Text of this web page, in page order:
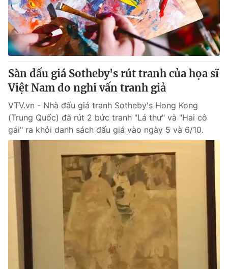
Cơ quan chủ quản:Đài Truyền hình Việt Nam
Cơ quan báo chí:Thời báo VTV
Giấy phép hoạt động báo in và báo điện tử số 483/GP-BTTTT
cấp ngày 29/12/2023
Tổng Biên tập:Vũ Thanh Thủy
Phó Tổng Biên tập: Nguyễn Thị Mỹ Hạnh, Phạm Quốc Thắng,
Tổng đài VTV: 024.38 355 931 - 024.38 355 932
Ðiện thoại Thời báo VTV:024.66 897 897
Email:toasoan@vtv.vn
Liên hệ quảng cáo:024-7300.7108
Sàn đấu giá Sotheby's rút tranh của họa sĩ
Việt Nam do nghi vấn tranh giả
VTV.vn - Nhà đấu giá tranh Sotheby's Hong Kong
(Trung Quốc) đã rút 2 bức tranh "Lá thư" và "Hai cô
gái" ra khỏi danh sách đấu giá vào ngày 5 và 6/10.